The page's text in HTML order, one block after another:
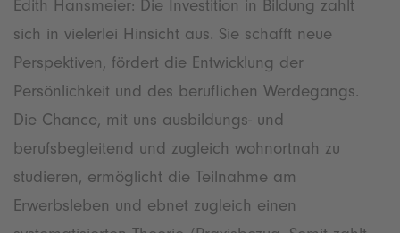
Edith Hansmeier: Die Investition in Bildung zahlt
sich in vielerlei Hinsicht aus. Sie schafft neue
Perspektiven, fördert die Entwicklung der
Persönlichkeit und des beruflichen Werdegangs.
Die Chance, mit uns ausbildungs- und
berufsbegleitend und zugleich wohnortnah zu
studieren, ermöglicht die Teilnahme am
Erwerbsleben und ebnet zugleich einen